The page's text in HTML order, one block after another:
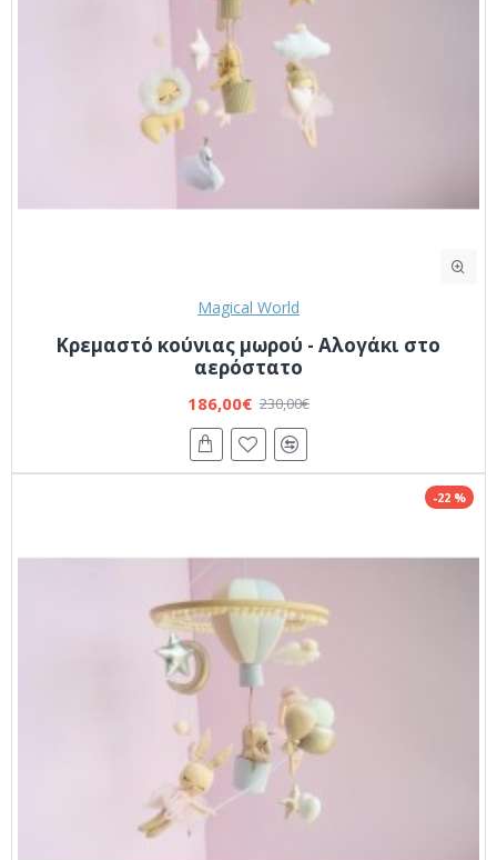
Magical World
Κρεμαστό κούνιας μωρού - Αλογάκι στο
αερόστατο
186,00€ 230,00€
-22 %